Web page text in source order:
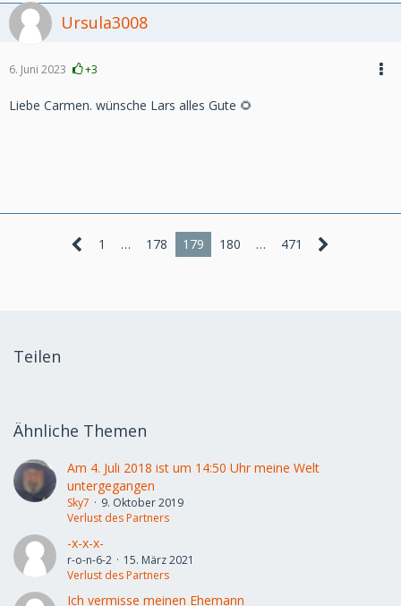
Ursula3008
6. Juni 2023 +3
Liebe Carmen. wünsche Lars alles Gute 🌻
1 … 178 179 180 … 471
Teilen
Ähnliche Themen
Am 4. Juli 2018 ist um 14:50 Uhr meine Welt
untergegangen
Sky7
9. Oktober 2019
Verlust des Partners
-x-x-x-
r-o-n-6-2
15. März 2021
Verlust des Partners
Ich vermisse meinen Ehemann